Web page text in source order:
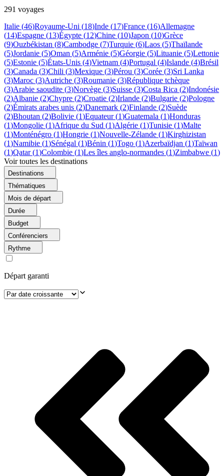
291 voyages
Italie (46)Royaume-Uni (18)Inde (17)France (16)Allemagne
(14)Espagne (13)Égypte (12)Chine (10)Japon (10)Grèce
(9)Ouzbékistan (8)Cambodge (7)Turquie (6)Laos (5)Thaïlande
(5)Jordanie (5)Oman (5)Arménie (5)Géorgie (5)Lituanie (5)Lettonie
(5)Estonie (5)États-Unis (4)Vietnam (4)Portugal (4)Islande (4)Brésil
(3)Canada (3)Chili (3)Mexique (3)Pérou (3)Corée (3)Sri Lanka
(3)Maroc (3)Autriche (3)Roumanie (3)République tchèque
(3)Arabie saoudite (3)Norvège (3)Suisse (3)Costa Rica (2)Indonésie
(2)Albanie (2)Chypre (2)Croatie (2)Irlande (2)Bulgarie (2)Pologne
(2)Émirats arabes unis (2)Danemark (2)Finlande (2)Suède
(2)Bhoutan (2)Bolivie (1)Equateur (1)Guatemala (1)Honduras
(1)Mongolie (1)Afrique du Sud (1)Algérie (1)Tunisie (1)Malte
(1)Monténégro (1)Hongrie (1)Nouvelle-Zélande (1)Kirghizistan
(1)Namibie (1)Sénégal (1)Bénin (1)Togo (1)Azerbaïdjan (1)Taïwan
(1)Qatar (1)Colombie (1)Les îles anglo-normandes (1)Zimbabwe (1)
Voir toutes les destinations
Destinations
Thématiques
Mois de départ
Durée
Budget
Conférenciers
Rythme
Départ garanti